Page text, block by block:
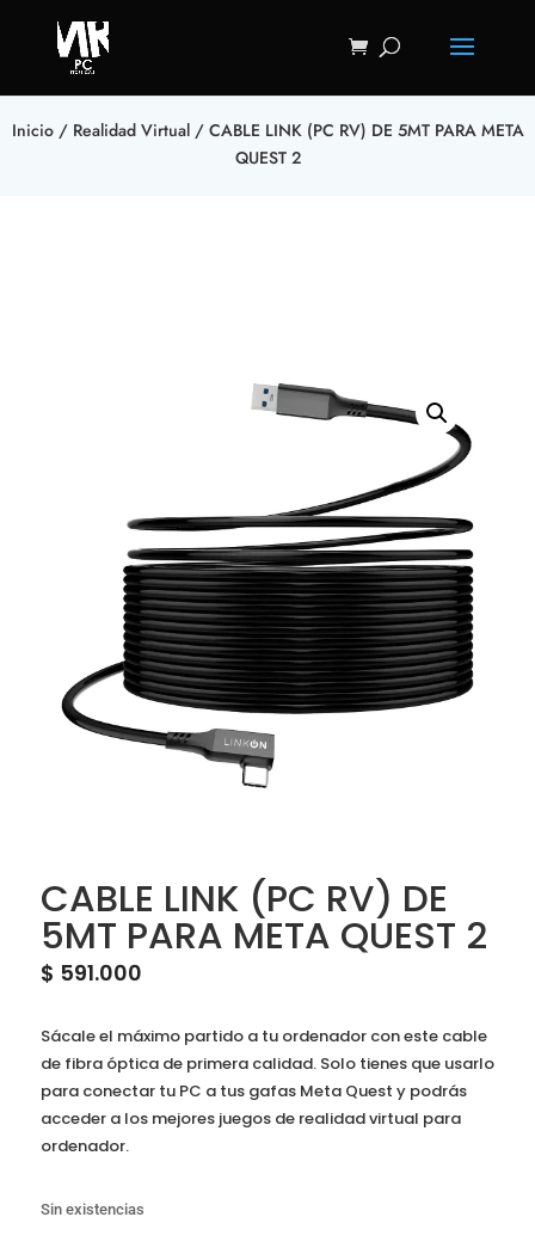
Inicio/ Realidad Virtual/ CABLE LINK (PC RV) DE 5MT PARA META
QUEST 2
CABLE LINK (PC RV) DE
5MT PARA META QUEST 2
$ 591.000
Sácale el máximo partido a tu ordenador con este cable
de fibra óptica de primera calidad. Solo tienes que usarlo
para conectar tu PC a tus gafas Meta Quest y podrás
acceder a los mejores juegos de realidad virtual para
ordenador.
Sin existencias